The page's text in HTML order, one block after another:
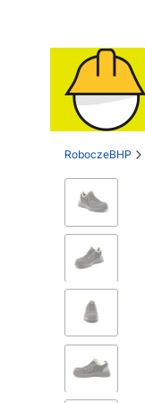
RoboczeBHP